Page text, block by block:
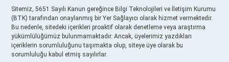
Sitemiz, 5651 Sayılı Kanun gereğince Bilgi Teknolojileri ve İletişim Kurumu
(BTK) tarafından onaylanmış bir Yer Sağlayıcı olarak hizmet vermektedir.
Bu nedenle, sitedeki içerikleri proaktif olarak denetleme veya araştırma
yükümlülüğümüz bulunmamaktadır. Ancak, üyelerimiz yazdıkları
içeriklerin sorumluluğunu taşımakta olup, siteye üye olarak bu
sorumluluğu kabul etmiş sayılırlar.